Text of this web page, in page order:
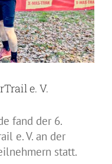
e. V.
fand der 6.
e. V. an der
statt.